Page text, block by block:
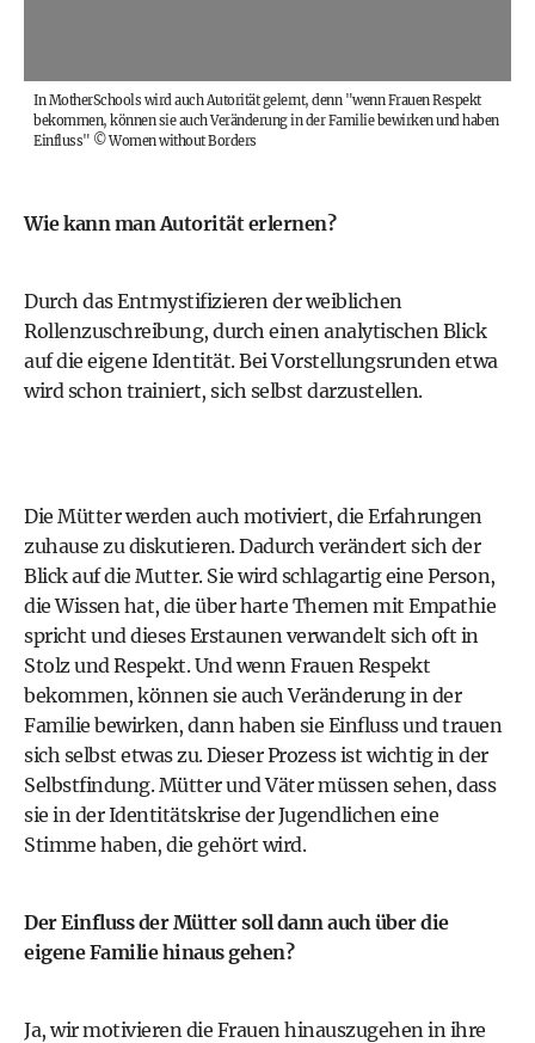
In MotherSchools wird auch Autorität gelernt, denn "wenn Frauen Respekt
bekommen, können sie auch Veränderung in der Familie bewirken und haben
Einfluss" ©Women without Borders
Wie kann man Autorität erlernen?
Durch das Entmystifizieren der weiblichen
Rollenzuschreibung, durch einen analytischen Blick
auf die eigene Identität. Bei Vorstellungsrunden etwa
wird schon trainiert, sich selbst darzustellen.
Die Mütter werden auch motiviert, die Erfahrungen
zuhause zu diskutieren. Dadurch verändert sich der
Blick auf die Mutter. Sie wird schlagartig eine Person,
die Wissen hat, die über harte Themen mit Empathie
spricht und dieses Erstaunen verwandelt sich oft in
Stolz und Respekt. Und wenn Frauen Respekt
bekommen, können sie auch Veränderung in der
Familie bewirken, dann haben sie Einfluss und trauen
sich selbst etwas zu. Dieser Prozess ist wichtig in der
Selbstfindung. Mütter und Väter müssen sehen, dass
sie in der Identitätskrise der Jugendlichen eine
Stimme haben, die gehört wird.
Der Einfluss der Mütter soll dann auch über die
eigene Familie hinaus gehen?
Ja, wir motivieren die Frauen hinauszugehen in ihre